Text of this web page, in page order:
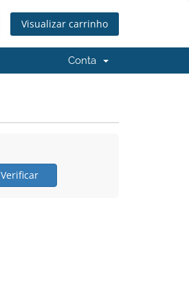
Visualizar carrinho
Conta
Verificar